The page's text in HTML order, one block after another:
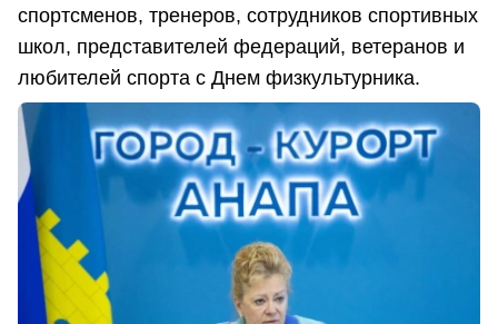
спортсменов, тренеров, сотрудников спортивных
школ, представителей федераций, ветеранов и
любителей спорта с Днем физкультурника.